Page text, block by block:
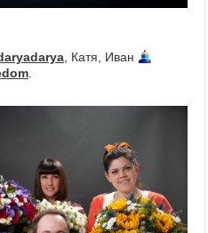
, Катя, Иван
.